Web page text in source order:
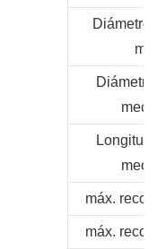
Diámetro
Diámetro
Longitud
máx.
máx.